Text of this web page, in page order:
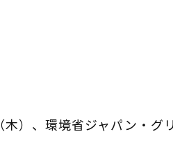
）、環境省ジャパン・グ